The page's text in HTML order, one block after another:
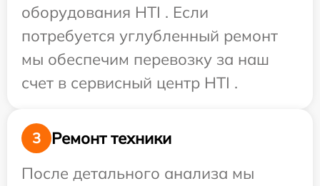
оборудования HTI . Если
потребуется углубленный ремонт
мы обеспечим перевозку за наш
счет в сервисный центр HTI .
3
Ремонт техники
После детального анализа мы